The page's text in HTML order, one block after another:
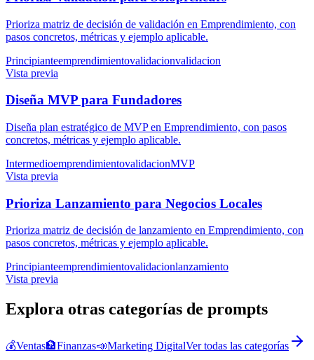
Prioriza matriz de decisión de validación en Emprendimiento, con
pasos concretos, métricas y ejemplo aplicable.
Principianteemprendimientovalidacionvalidacion
Vista previa
Diseña MVP para Fundadores
Diseña plan estratégico de MVP en Emprendimiento, con pasos
concretos, métricas y ejemplo aplicable.
IntermedioemprendimientovalidacionMVP
Vista previa
Prioriza Lanzamiento para Negocios Locales
Prioriza matriz de decisión de lanzamiento en Emprendimiento, con
pasos concretos, métricas y ejemplo aplicable.
Principianteemprendimientovalidacionlanzamiento
Vista previa
Explora otras categorías de prompts
💰Ventas🏦Finanzas📣Marketing DigitalVer todas las categorías